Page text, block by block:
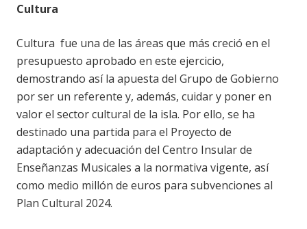
Cultura
Cultura fue una de las áreas que más creció en el
presupuesto aprobado en este ejercicio,
demostrando así la apuesta del Grupo de Gobierno
por ser un referente y, además, cuidar y poner en
valor el sector cultural de la isla. Por ello, se ha
destinado una partida para el Proyecto de
adaptación y adecuación del Centro Insular de
Enseñanzas Musicales a la normativa vigente, así
como medio millón de euros para subvenciones al
Plan Cultural 2024.